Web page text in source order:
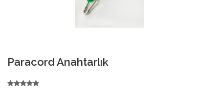
Paracord Anahtarlık